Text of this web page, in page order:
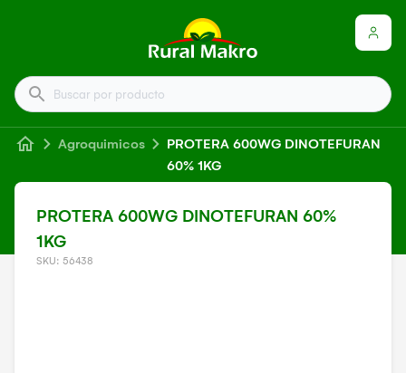
Buscar por producto
Agroquimicos
PROTERA 600WG DINOTEFURAN
60% 1KG
PROTERA 600WG DINOTEFURAN 60%
1KG
SKU: 56438